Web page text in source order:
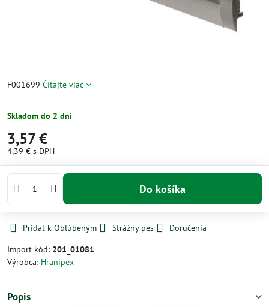
F001699 Čítajte viac
Skladom do 2 dni
3,57 €
4,39 € s DPH
Do košíka
Pridať k Obľúbeným Strážny pes
Doručenia
Import kód: 201_01081
Výrobca: Hranipex
Popis